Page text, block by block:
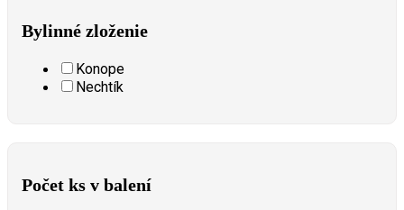
Bylinné zloženie
Konope
Nechtík
Počet ks v balení